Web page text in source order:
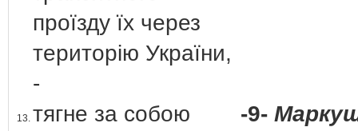
проїзду їх через
територію України,
-
13. тягне за собою
-9-